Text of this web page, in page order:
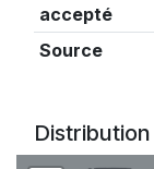
accepté
Source
Distribution